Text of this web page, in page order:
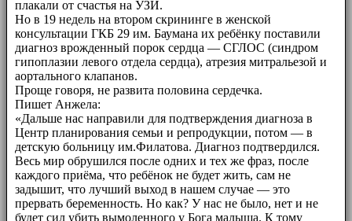
плакали от счастья на УЗИ.
Но в 19 недель на втором скрининге в женской
консультации ГКБ 29 им. Баумана их ребёнку поставили
диагноз врожденный порок сердца — СГЛОС (синдром
гипоплазии левого отдела сердца), атрезия митральезой и
аортального клапанов.
Проще говоря, не развита половина сердечка.
Пишет Анжела:
«Дальше нас направили для подтверждения диагноза в
Центр планирования семьи и репродукции, потом — в
детскую больницу им.Филатова. Диагноз подтвердился.
Весь мир обрушился после одних и тех же фраз, после
каждого приёма, что ребёнок не будет жить, сам не
задышит, что лучший выход в нашем случае — это
прервать беременность. Но как? У нас не было, нет и не
будет сил убить вымоленного у Бога малыша. К тому